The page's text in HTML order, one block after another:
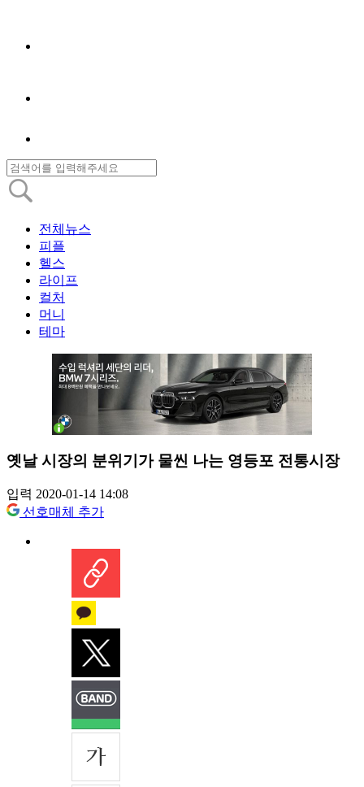
전체뉴스
피플
헬스
라이프
컬처
머니
테마
옛날 시장의 분위기가 물씬 나는 영등포 전통시장
입력 2020-01-14 14:08
선호매체 추가